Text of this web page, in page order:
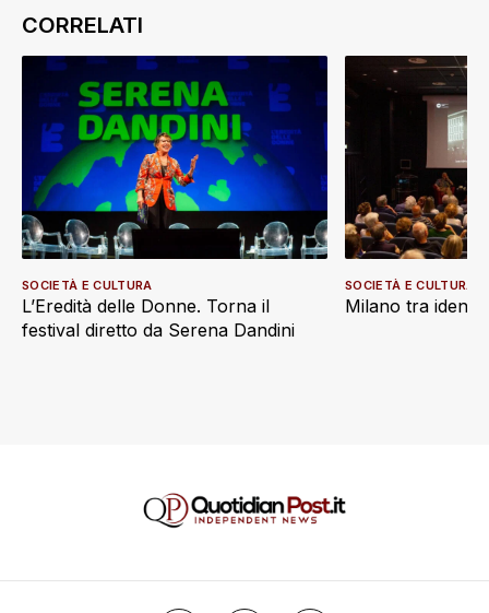
L’Eredità delle Donne. Torna il
festival diretto da Serena Dandini
SOCIETÀ E CULTURA
Milano tra
SOCIETÀ E CULTURA